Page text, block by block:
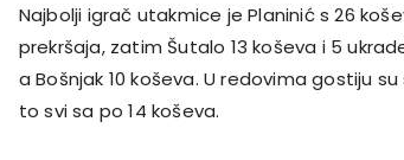
Najbolji igrač utakmice je Planinić s 26
prekršaja, zatim Šutalo 13 koševa i 5
a Bošnjak 10 koševa. U redovima gostiju
to svi sa po 14 koševa.